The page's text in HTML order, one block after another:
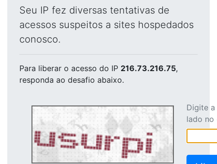
Seu IP fez diversas tentativas de
acessos suspeitos a sites hospedados
conosco.
Para liberar o acesso do IP 216.73.216.75,
responda ao desafio abaixo.
Digite
lado no